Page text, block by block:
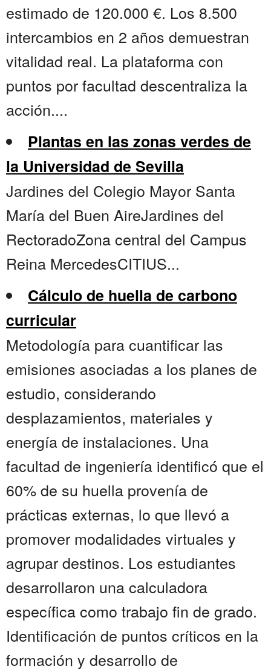
estimado de 120.000 €. Los 8.500
intercambios en 2 años demuestran
vitalidad real. La plataforma con
puntos por facultad descentraliza la
acción....
Plantas en las zonas verdes de
la Universidad de Sevilla
Jardines del Colegio Mayor Santa
María del Buen AireJardines del
RectoradoZona central del Campus
Reina MercedesCITIUS...
Cálculo de huella de carbono
curricular
Metodología para cuantificar las
emisiones asociadas a los planes de
estudio, considerando
desplazamientos, materiales y
energía de instalaciones. Una
facultad de ingeniería identificó que el
60% de su huella provenía de
prácticas externas, lo que llevó a
promover modalidades virtuales y
agrupar destinos. Los estudiantes
desarrollaron una calculadora
específica como trabajo fin de grado.
Identificación de puntos críticos en la
formación y desarrollo de